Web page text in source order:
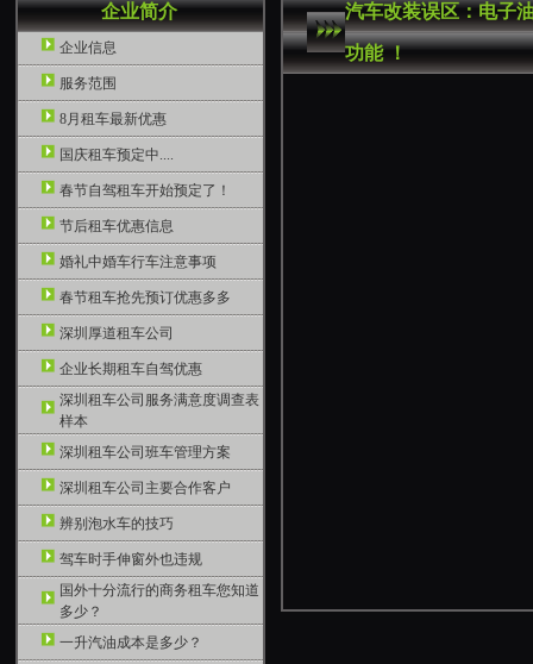
企业简介
企业信息
服务范围
8月租车最新优惠
国庆租车预定中....
春节自驾租车开始预定了！
节后租车优惠信息
婚礼中婚车行车注意事项
春节租车抢先预订优惠多多
深圳厚道租车公司
企业长期租车自驾优惠
深圳租车公司服务满意度调查表
样本
深圳租车公司班车管理方案
深圳租车公司主要合作客户
辨别泡水车的技巧
驾车时手伸窗外也违规
国外十分流行的商务租车您知道
多少？
一升汽油成本是多少？
汽车改装误区：电子
功能 ！